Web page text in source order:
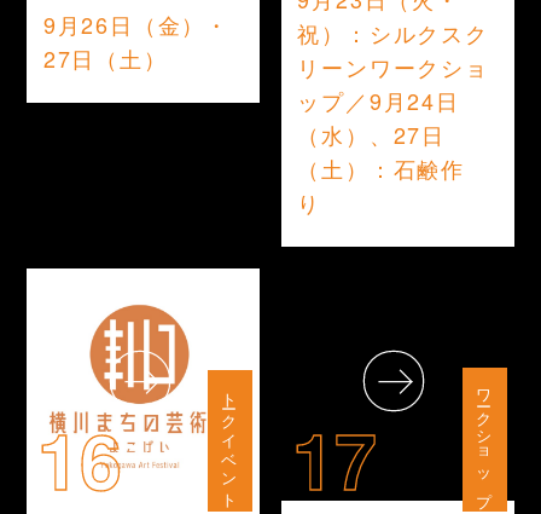
9月26日（金）・
27日（土）
祝）：シルクスク
リーンワークショ
ップ／9月24日
（水）、27日
（土）：石鹸作
り
16 トークイベント 17 ワークショップ